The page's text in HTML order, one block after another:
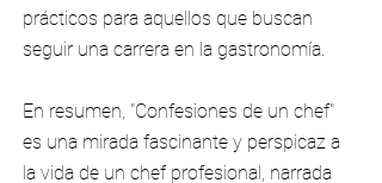
prácticos para aquellos que buscan
seguir una carrera en la gastronomía.
En resumen, "Confesiones de un chef"
es una mirada fascinante y perspicaz a
la vida de un chef profesional, narrada